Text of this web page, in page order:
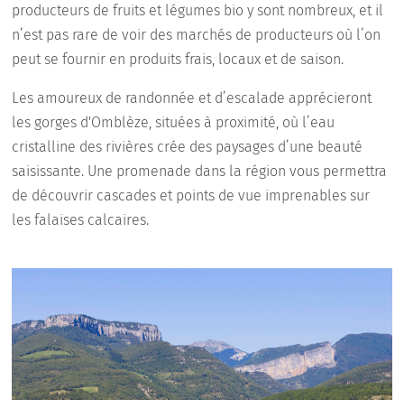
producteurs de fruits et légumes bio y sont nombreux, et il
n’est pas rare de voir des marchés de producteurs où l’on
peut se fournir en produits frais, locaux et de saison.
Les amoureux de randonnée et d’escalade apprécieront
les gorges d'Omblèze, situées à proximité, où l’eau
cristalline des rivières crée des paysages d’une beauté
saisissante. Une promenade dans la région vous permettra
de découvrir cascades et points de vue imprenables sur
les falaises calcaires.